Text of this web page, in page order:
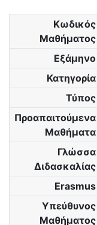
Κωδικός
Μαθήματος
Εξάμηνο
Κατηγορία
Τύπος
Προαπαιτούμενα
Μαθήματα
Γλώσσα
Διδασκαλίας
Erasmus
Υπεύθυνος
Μαθήματος